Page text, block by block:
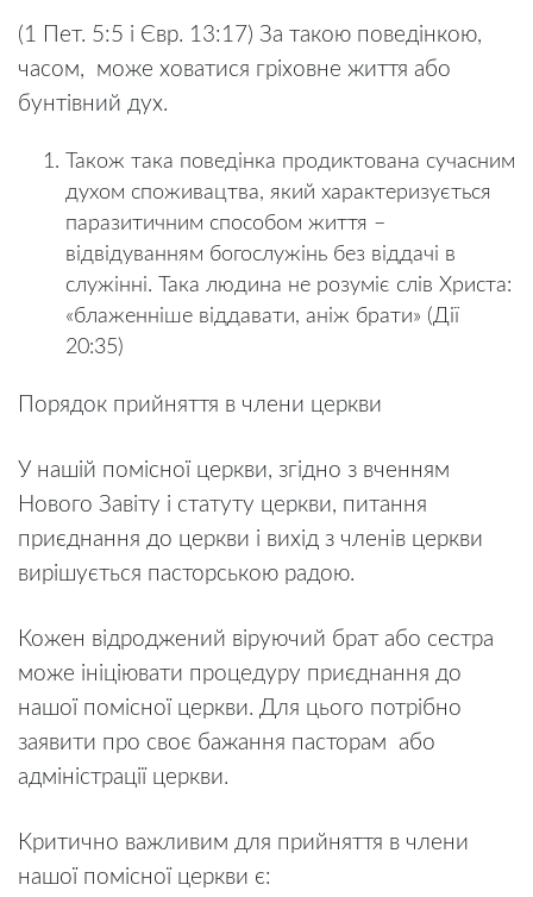
(1 Пет. 5:5 і Євр. 13:17) За такою поведінкою,
часом, може ховатися гріховне життя або
бунтівний дух.
Також така поведінка продиктована сучасним
духом споживацтва, який характеризується
паразитичним способом життя –
відвідуванням богослужінь без віддачі в
служінні. Така людина не розуміє слів Христа:
«блаженніше віддавати, аніж брати» (Дії
20:35)
Порядок прийняття в члени церкви
У нашій помісної церкви, згідно з вченням
Нового Завіту і статуту церкви, питання
приєднання до церкви і вихід з членів церкви
вирішується пасторською радою.
Кожен відроджений віруючий брат або сестра
може ініціювати процедуру приєднання до
нашої помісної церкви. Для цього потрібно
заявити про своє бажання пасторам або
адміністрації церкви.
Критично важливим для прийняття в члени
нашої помісної церкви є: